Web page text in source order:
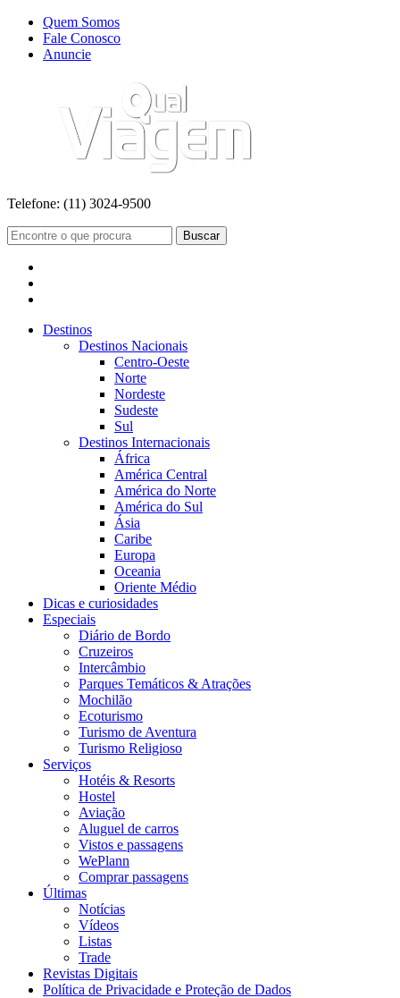
Quem Somos
Fale Conosco
Anuncie
Telefone: (11) 3024-9500
Buscar
Destinos
Destinos Nacionais
Centro-Oeste
Norte
Nordeste
Sudeste
Sul
Destinos Internacionais
África
América Central
América do Norte
América do Sul
Ásia
Caribe
Europa
Oceania
Oriente Médio
Dicas e curiosidades
Especiais
Diário de Bordo
Cruzeiros
Intercâmbio
Parques Temáticos & Atrações
Mochilão
Ecoturismo
Turismo de Aventura
Turismo Religioso
Serviços
Hotéis & Resorts
Hostel
Aviação
Aluguel de carros
Vistos e passagens
WePlann
Comprar passagens
Últimas
Notícias
Vídeos
Listas
Trade
Revistas Digitais
Política de Privacidade e Proteção de Dados